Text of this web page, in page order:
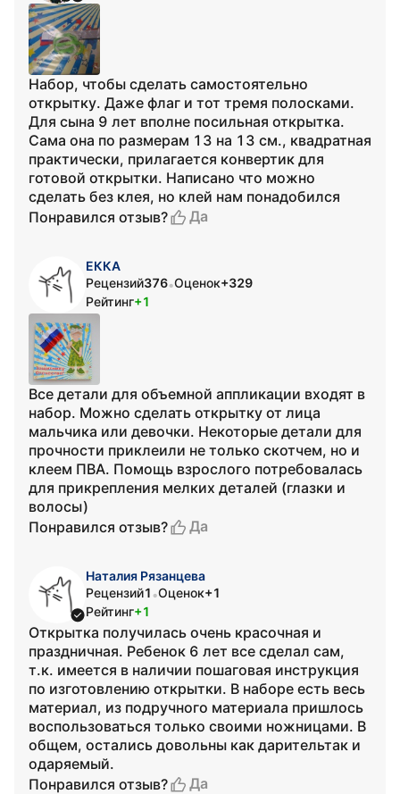
Набор, чтобы сделать самостоятельно
открытку. Даже флаг и тот тремя полосками.
Для сына 9 лет вполне посильная открытка.
Сама она по размерам 13 на 13 см., квадратная
практически, прилагается конвертик для
готовой открытки. Написано что можно
сделать без клея, но клей нам понадобился
Понравился отзыв?
Да
ЕККА
Рецензий376•Оценок+329
Рейтинг+1
Все детали для объемной аппликации входят в
набор. Можно сделать открытку от лица
мальчика или девочки. Некоторые детали для
прочности приклеили не только скотчем, но и
клеем ПВА. Помощь взрослого потребовалась
для прикрепления мелких деталей (глазки и
волосы)
Понравился отзыв?
Да
Наталия Рязанцева
Рецензий1 •Оценок+1
Рейтинг+1
Открытка получилась очень красочная и
праздничная. Ребенок 6 лет все сделал сам,
т.к. имеется в наличии пошаговая инструкция
по изготовлению открытки. В наборе есть весь
материал, из подручного материала пришлось
воспользоваться только своими ножницами. В
общем, остались довольны как дарительтак и
одаряемый.
Понравился отзыв?
Да